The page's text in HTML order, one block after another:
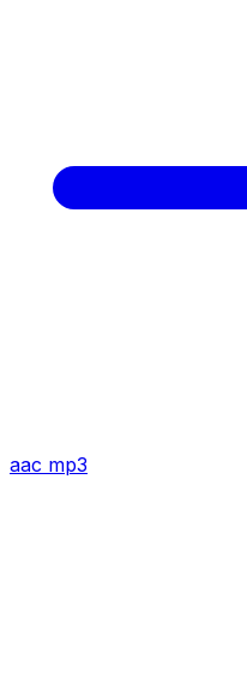
aac mp3